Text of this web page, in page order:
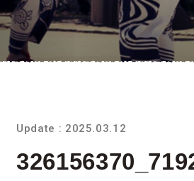
Update : 2025.03.12